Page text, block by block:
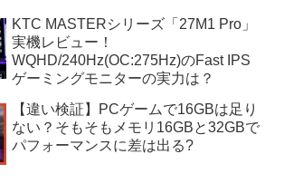
KTC MASTERシリーズ「27M1 Pro」
実機レビュー！
WQHD/240Hz(OC:275Hz)のFast IPS
ゲーミングモニターの実力は？
【違い検証】PCゲームで16GBは足り
ない？そもそもメモリ16GBと32GBで
パフォーマンスに差は出る?